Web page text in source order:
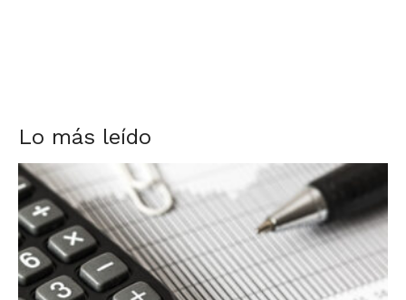
Lo más leído